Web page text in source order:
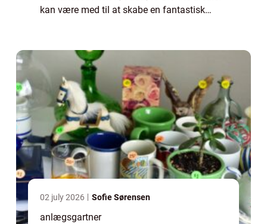
kan være med til at skabe en fantastisk
nemlig med a...
02 july 2026 Sofie Sørensen
anlægsgartner